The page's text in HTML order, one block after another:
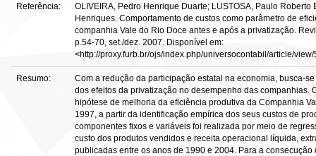
Referência:
OLIVEIRA, Pedro Henrique Duarte; LUSTOSA, Paulo Roberto
Henriques. Comportamento de custos como parâmetro de
companhia Vale do Rio Doce antes e após a privatização.
p.54-70, set./dez. 2007. Disponível em:
<http://proxy.furb.br/ojs/index.php/universocontabil/article/
Resumo:
Com a redução da participação estatal na economia, busca-
dos efeitos da privatização no desempenho das companhias.
hipótese de melhoria da eficiência produtiva da Companhia
1997, a partir da identificação empírica dos seus custos de
componentes fixos e variáveis foi realizada por meio de
custo dos produtos vendidos e receita operacional líquida,
publicadas entre os anos de 1990 e 2004. Para a